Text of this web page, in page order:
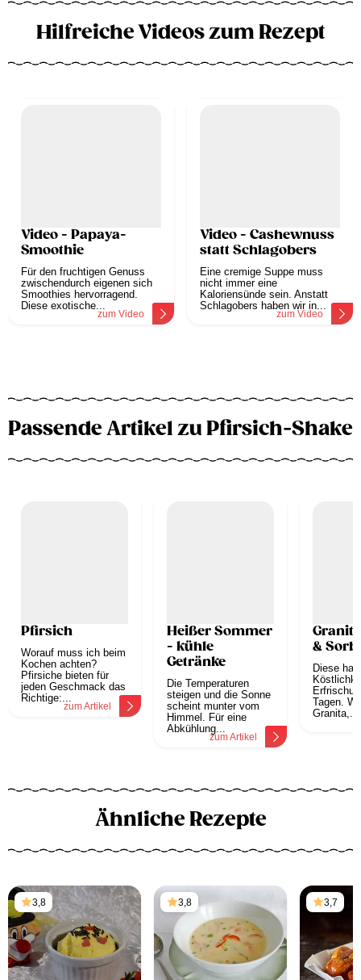
Hilfreiche Videos zum Rezept
Video - Papaya-
Smoothie
Für den fruchtigen Genuss
zwischendurch eigenen sich
Smoothies hervorragend.
Diese exotische...
zum Video
Video - Cashewnuss
statt Schlagobers
Eine cremige Suppe muss
nicht immer eine
Kaloriensünde sein. Anstatt
Schlagobers haben wir in...
zum Video
Passende Artikel zu Pfirsich-Shake
Pfirsich
Worauf muss ich beim
Kochen achten?
Pfirsiche bieten für
jeden Geschmack das
Richtige:...
zum Artikel
Heißer Sommer
- kühle
Getränke
Die Temperaturen
steigen und die Sonne
scheint munter vom
Himmel. Für eine
Abkühlung...
zum Artikel
&
Diese
Tagen.
Granita,...
Ähnliche Rezepte
3,8 3,8 3,7